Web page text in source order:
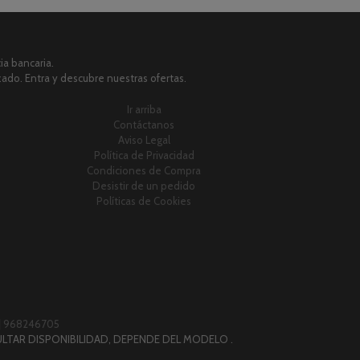
bancaria.
Entra y descubre nuestras ofertas.
Ir arriba
Contáctanos
Aviso Legal
Política de Privacidad
Condiciones de Compra
Desistir de un pedido
Políticas de Cookies
968246705
DISPONIBILIDAD, DEPENDE DEL MODELO .